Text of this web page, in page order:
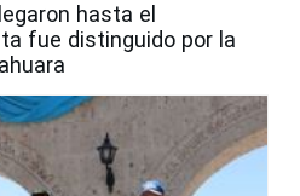
hasta el
fue distinguido por la